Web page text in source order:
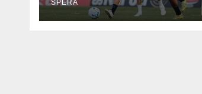
SPERA